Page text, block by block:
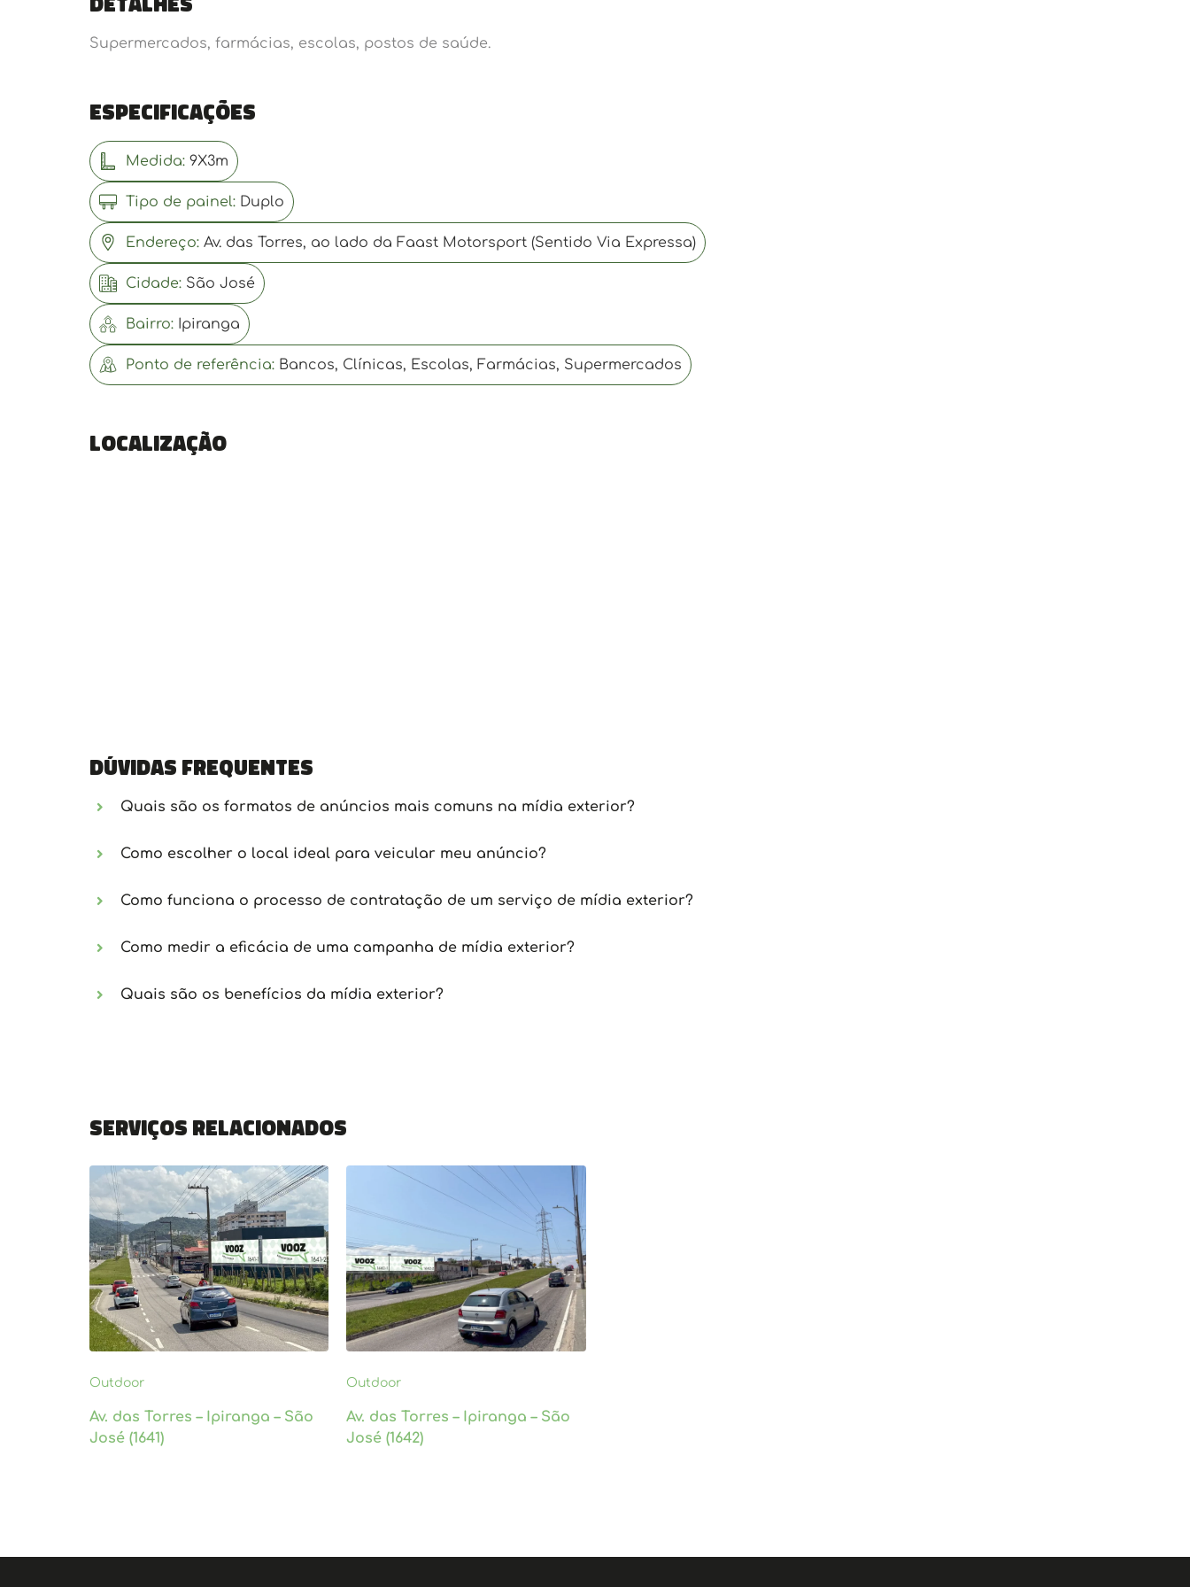
Supermercados, farmácias, escolas, postos de saúde.
Especificações
Medida:9X3m
Tipo de painel:Duplo
Endereço:Av. das Torres, ao lado da Faast Motorsport (Sentido Via Expressa)
Cidade:São José
Bairro:Ipiranga
Ponto de referência:Bancos, Clínicas, Escolas, Farmácias, Supermercados
Localização
Dúvidas frequentes
Quais são os formatos de anúncios mais comuns na mídia exterior?
Como escolher o local ideal para veicular meu anúncio?
Como funciona o processo de contratação de um serviço de mídia exterior?
Como medir a eficácia de uma campanha de mídia exterior?
Quais são os benefícios da mídia exterior?
Serviços relacionados
Outdoor
Av. das Torres – Ipiranga – São
José (1641)
Outdoor
Av. das Torres – Ipiranga – São
José (1642)